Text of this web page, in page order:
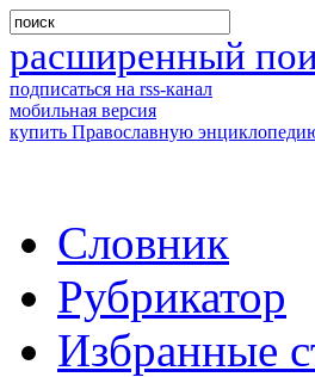
расширенный
подписаться на rss-канал
мобильная версия
купить Православную
Словник
Рубрикатор
Избранные